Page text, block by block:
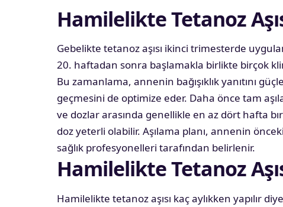
Hamilelikte Tetanoz
Gebelikte tetanoz aşısı ikinci trimesterde
20. haftadan sonra başlamakla birlikte birçok
Bu zamanlama, annenin bağışıklık yanıtını
geçmesini de optimize eder. Daha önce tam
ve dozlar arasında genellikle en az dört hafta
doz yeterli olabilir. Aşılama planı, annenin
sağlık profesyonelleri tarafından belirlenir.
Hamilelikte Tetanoz
Hamilelikte tetanoz aşısı kaç aylıkken yapılır